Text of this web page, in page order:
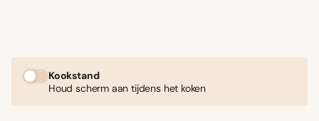
Kookstand
Houd scherm aan tijdens het koken